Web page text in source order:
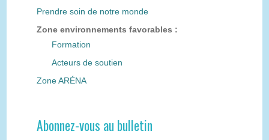
Prendre soin de notre monde
Zone environnements favorables :
Formation
Acteurs de soutien
Zone ARÉNA
Abonnez-vous au bulletin